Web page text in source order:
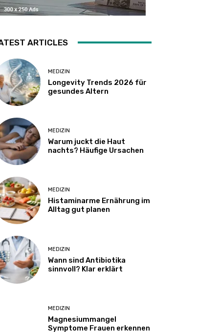
ARTICLES
MEDIZIN
Longevity Trends 2026 für
gesundes Altern
MEDIZIN
Warum juckt die Haut
nachts? Häufige Ursachen
MEDIZIN
Histaminarme Ernährung im
Alltag gut planen
MEDIZIN
Wann sind Antibiotika
sinnvoll? Klar erklärt
MEDIZIN
Magnesiummangel
Symptome Frauen erkennen